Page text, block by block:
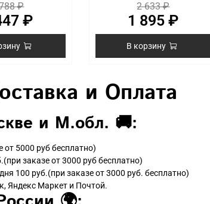
₽
₽
2 633 ₽
1 895 ₽
В корзину
и Оплата
и М.обл. 🚚:
от 5000 руб бесплатно)
заказе от 3000 руб бесплатно)
100 руб.(при заказе от 3000 руб. бесплатно)
Яндекс Маркет и Почтой.